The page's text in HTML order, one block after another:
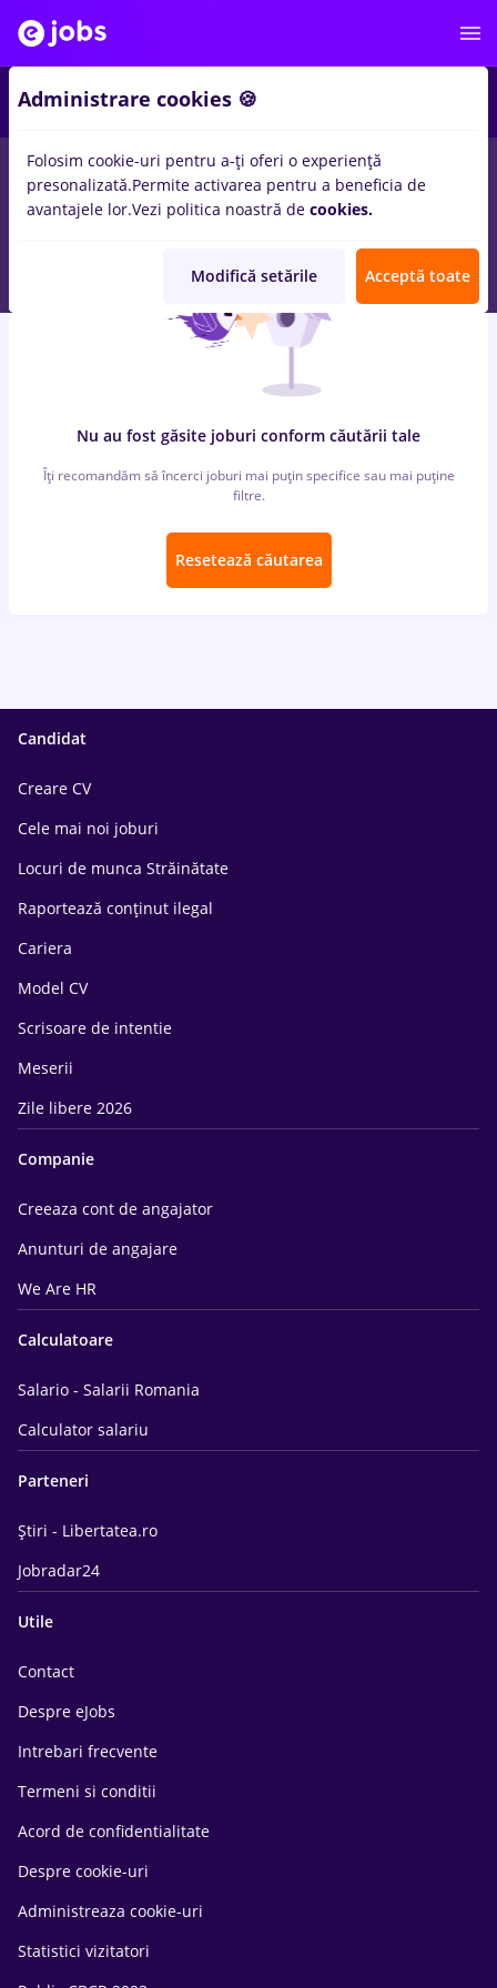
locuri de muncatehnoredactarein Remote (de acasa)
Telecom
Nu au fost găsite joburi conform căutării tale
Îți recomandăm să încerci joburi mai puțin specifice sau mai puține
filtre.
Resetează căutarea
Candidat
Creare CV
Cele mai noi joburi
Locuri de munca Străinătate
Raportează conținut ilegal
Cariera
Model CV
Scrisoare de intentie
Meserii
Zile libere 2026
Companie
Creeaza cont de angajator
Anunturi de angajare
We Are HR
Calculatoare
Salario - Salarii Romania
Calculator salariu
Parteneri
Știri - Libertatea.ro
Jobradar24
Utile
Contact
Despre eJobs
Intrebari frecvente
Termeni si conditii
Acord de confidentialitate
Despre cookie-uri
Administreaza cookie-uri
Statistici vizitatori
Administrare cookies 🍪
Folosim cookie-uri pentru a-ți oferi o experiență
presonalizată.Permite activarea pentru a beneficia de
avantajele lor.Vezi politica noastră de cookies.
Modifică setările Acceptă toate